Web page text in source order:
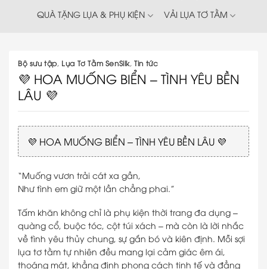
QUÀ TẶNG LỤA & PHỤ KIỆN
VẢI LỤA TƠ TẰM
Bộ sưu tập, Lụa Tơ Tằm SenSilk,Tin tức
💜 HOA MUỐNG BIỂN – TÌNH YÊU BỀN
LÂU 💜
💜 HOA MUỐNG BIỂN – TÌNH YÊU BỀN LÂU 💜
“Muống vươn trải cát xa gần,
Như tình em giữ một lần chẳng phai.”
Tấm khăn không chỉ là phụ kiện thời trang đa dụng –
quàng cổ, buộc tóc, cột túi xách – mà còn là lời nhắc
về tình yêu thủy chung, sự gắn bó và kiên định. Mỗi sợi
lụa tơ tằm tự nhiên đều mang lại cảm giác êm ái,
thoáng mát, khẳng định phong cách tinh tế và đẳng